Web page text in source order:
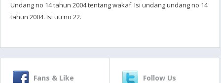
Undang no 14 tahun 2004 tentang wakaf. Isi undang undang no 14
tahun 2004. Isi uu no 22.
Fans & Like Follow Us